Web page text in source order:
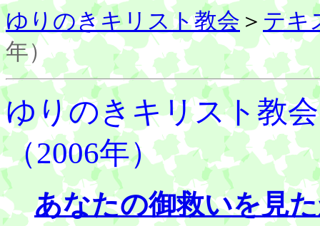
ゆりのきキリスト教会 ＞ テキ
年）
ゆりのきキリスト教
（2006年）
あなたの御救いを見